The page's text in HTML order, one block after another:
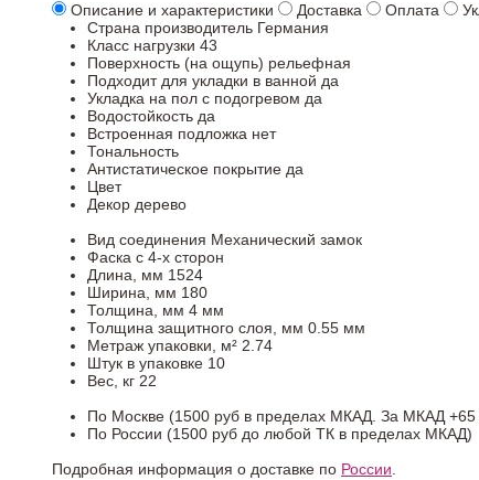
Описание и характеристики Доставка Оплата
Страна производитель Германия
Класс нагрузки 43
Поверхность (на ощупь) рельефная
Подходит для укладки в ванной да
Укладка на пол c подогревом да
Водостойкость да
Встроенная подложка нет
Тональность
Антистатическое покрытие да
Цвет
Декор дерево
Вид соединения Механический замок
Фаска с 4-х сторон
Длина, мм 1524
Ширина, мм 180
Толщина, мм 4 мм
Толщина защитного слоя, мм 0.55 мм
Метраж упаковки, м² 2.74
Штук в упаковке 10
Вес, кг 22
По Москве (1500 руб в пределах МКАД. За МКАД +65
По России (1500 руб до любой ТК в пределах МКАД)
Подробная информация о доставке по России.